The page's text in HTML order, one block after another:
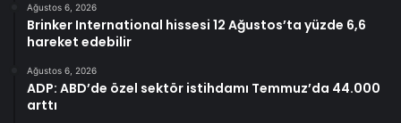
Ağustos 6, 2026
Brinker International hissesi 12 Ağustos’ta yüzde 6,6
hareket edebilir
Ağustos 6, 2026
ADP: ABD’de özel sektör istihdamı Temmuz’da 44.000
arttı